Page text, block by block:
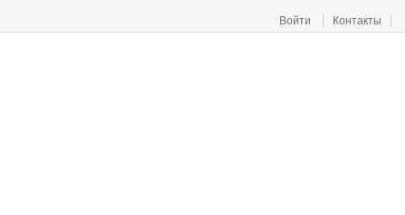
Войти Контакты